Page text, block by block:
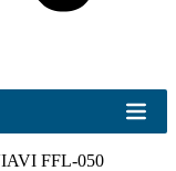
FFL-050